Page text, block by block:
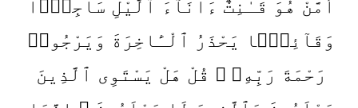
أَمَّنْ هُوَ قَـٰنِتٌ ءَانَآءَ ٱلَّيْلِ سَاجِدًۭا
وَقَآئِمًۭا يَحْذَرُ ٱلْـَٔاخِرَةَ وَيَرْجُوا۟
رَحْمَةَ رَبِّهِۦ ۗ قُلْ هَلْ يَسْتَوِى ٱلَّذِينَ